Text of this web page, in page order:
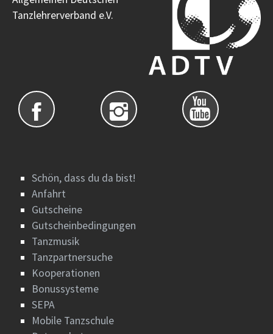
Tanzlehrerverband e.V.
Schön, dass du da bist!
Anfahrt
Gutscheine
Gutscheinbedingungen
Tanzmusik
Tanzpartnersuche
Kooperationen
Bonussysteme
SEPA
Mobile Tanzschule